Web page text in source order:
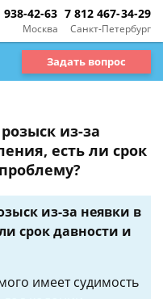
Москва
938-42-63
Санкт-Петербург
7 812 467-34-29
Задать вопрос
из-за
есть ли срок
из-за неявки в
срок давности и
имеет судимость